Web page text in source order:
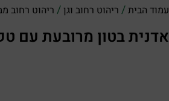
עמוד הבית/ ריהוט רחוב וגן/ ריהוט רחוב
אדנית בטון מרובעת עם